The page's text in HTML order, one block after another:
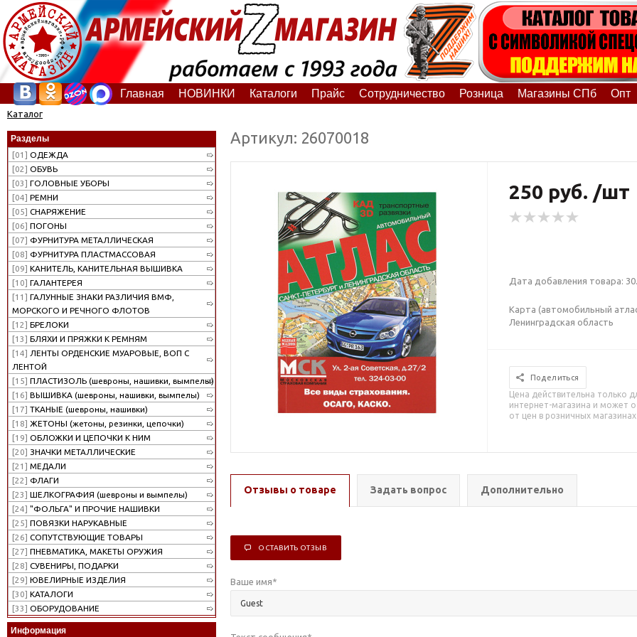
Главная НОВИНКИ Каталоги Прайс Сотрудничество Розница Магазины СПб Опт
Каталог
Разделы
[01] ОДЕЖДА
[02] ОБУВЬ
[03] ГОЛОВНЫЕ УБОРЫ
[04] РЕМНИ
[05] СНАРЯЖЕНИЕ
[06] ПОГОНЫ
[07] ФУРНИТУРА МЕТАЛЛИЧЕСКАЯ
[08] ФУРНИТУРА ПЛАСТМАССОВАЯ
[09] КАНИТЕЛЬ, КАНИТЕЛЬНАЯ ВЫШИВКА
[10] ГАЛАНТЕРЕЯ
[11] ГАЛУННЫЕ ЗНАКИ РАЗЛИЧИЯ ВМФ,
МОРСКОГО И РЕЧНОГО ФЛОТОВ
[12] БРЕЛОКИ
[13] БЛЯХИ И ПРЯЖКИ К РЕМНЯМ
[14] ЛЕНТЫ ОРДЕНСКИЕ МУАРОВЫЕ, ВОП С
ЛЕНТОЙ
[15] ПЛАСТИЗОЛЬ (шевроны, нашивки, вымпелы)
[16] ВЫШИВКА (шевроны, нашивки, вымпелы)
[17] ТКАНЫЕ (шевроны, нашивки)
[18] ЖЕТОНЫ (жетоны, резинки, цепочки)
[19] ОБЛОЖКИ И ЦЕПОЧКИ К НИМ
[20] ЗНАЧКИ МЕТАЛЛИЧЕСКИЕ
[21] МЕДАЛИ
[22] ФЛАГИ
[23] ШЕЛКОГРАФИЯ (шевроны и вымпелы)
[24] "ФОЛЬГА" И ПРОЧИЕ НАШИВКИ
[25] ПОВЯЗКИ НАРУКАВНЫЕ
[26] СОПУТСТВУЮЩИЕ ТОВАРЫ
[27] ПНЕВМАТИКА, МАКЕТЫ ОРУЖИЯ
[28] СУВЕНИРЫ, ПОДАРКИ
[29] ЮВЕЛИРНЫЕ ИЗДЕЛИЯ
[30] КАТАЛОГИ
[33] ОБОРУДОВАНИЕ
Информация
Артикул: 26070018
250 руб. /шт
Дата добавления товара:
Карта (автомобильный
Ленинградская область
Поделиться
Цена действительна только
интернет-магазина и может
от цен в розничных магазинах
Отзывы о товаре Задать вопрос Дополнительно
ОСТАВИТЬ ОТЗЫВ
Ваше имя*